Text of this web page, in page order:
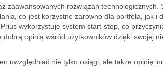
zaawansowanych rozwiązań technologicznych.
co jest korzystne zarówno dla portfela, jak i
wykorzystuje system start-stop, co
opinią wśród użytkowników dzięki swojej
uwzględniać nie tylko osiągi, ale także opinię